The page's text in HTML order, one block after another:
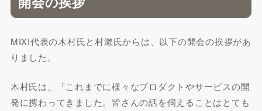
MIXI代表の木村氏と村瀨氏からは、以下の開会の挨拶があ
りました。
木村氏は、「これまでに様々なプロダクトやサービスの開
発に携わってきました。皆さんの話を伺えることはとても